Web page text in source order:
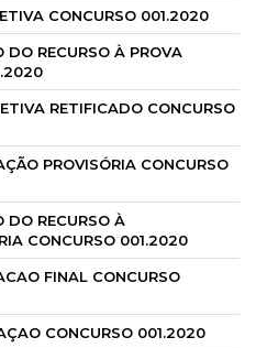
CONCURSO 001.2020
DO RECURSO À PROVA
RETIFICADO CONCURSO
PROVISÓRIA CONCURSO
DO RECURSO À
CONCURSO 001.2020
FINAL CONCURSO
CONCURSO 001.2020